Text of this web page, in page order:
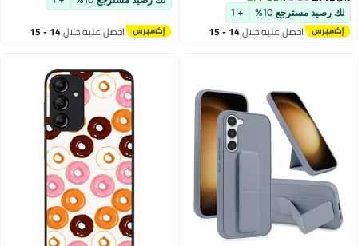
واقٍ مقاوم للصدمات
لك رصيد مسترجع 10% + 1
احصل عليه خلال 14 - 15
A15 (وردي)
احصل عليه خلال 14 - 15